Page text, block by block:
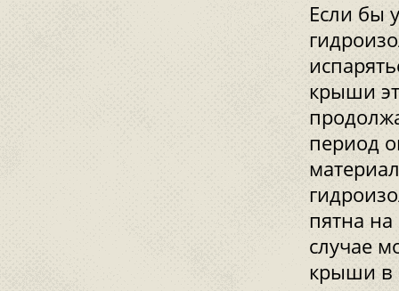
Если бы
крыши
период
пятна
случае
крыши в